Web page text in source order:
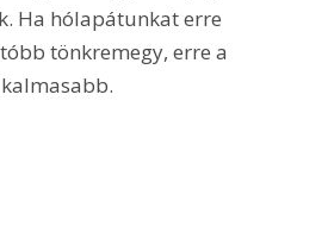
Ha hólapátunkat erre
tönkremegy, erre a